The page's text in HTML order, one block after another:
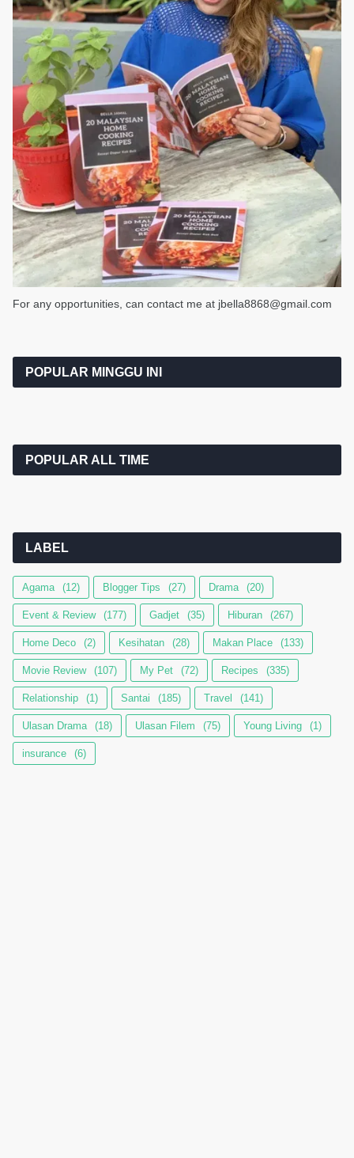
For any opportunities, can contact me at jbella8868@gmail.com
POPULAR MINGGU INI
POPULAR ALL TIME
LABEL
Agama (12) Blogger Tips (27) Drama (20)
Event & Review (177) Gadjet (35) Hiburan (267)
Home Deco (2) Kesihatan (28) Makan Place (133)
Movie Review (107) My Pet (72) Recipes (335)
Relationship (1) Santai (185) Travel (141)
Ulasan Drama (18) Ulasan Filem (75) Young Living (1)
insurance (6)